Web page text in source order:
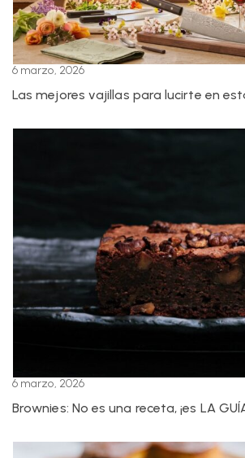
6 marzo, 2026
Las mejores vajillas para lucirte en
6 marzo, 2026
Brownies: No es una receta, ¡es LA